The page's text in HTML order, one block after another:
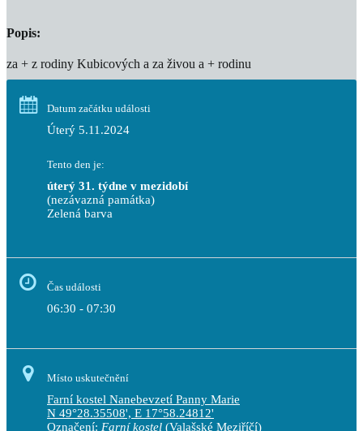
Popis:
za + z rodiny Kubicových a za živou a + rodinu
Datum začátku události
Úterý 5.11.2024
Tento den je:
úterý 31. týdne v mezidobí
(nezávazná památka)
Zelená barva
Čas události
06:30 - 07:30
Místo uskutečnění
Farní kostel Nanebevzetí Panny Marie
N 49°28.35508', E 17°58.24812'
Označení: Farní kostel (Valašské Meziříčí)